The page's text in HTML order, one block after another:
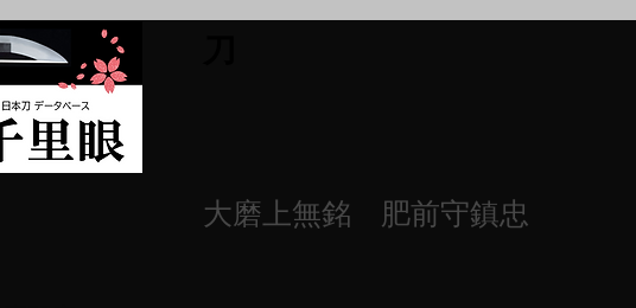
大磨上無銘 肥前守鎮忠